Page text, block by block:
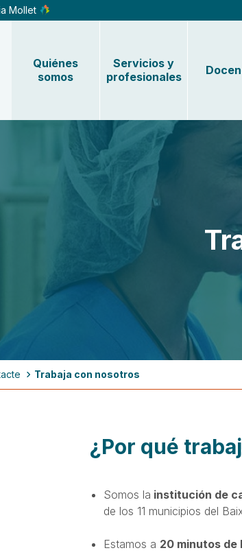
Mollet
Quiénes
somos
Servicios y
profesionales
Trabaja con nosotros
¿Por qué
Somos la institución de
de los 11 municipios del
Estamos a 20 minutos de